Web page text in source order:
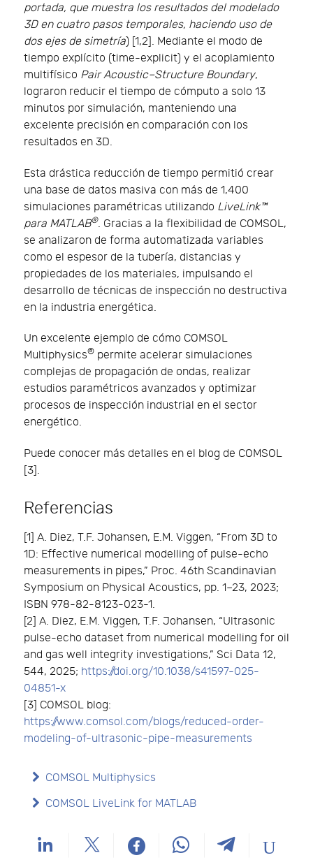
portada, que muestra los resultados del modelado
3D en cuatro pasos temporales, haciendo uso de
dos ejes de simetría) [1,2]. Mediante el modo de
tiempo explícito (time-explicit) y el acoplamiento
multifísico Pair Acoustic–Structure Boundary,
lograron reducir el tiempo de cómputo a solo 13
minutos por simulación, manteniendo una
excelente precisión en comparación con los
resultados en 3D.
Esta drástica reducción de tiempo permitió crear
una base de datos masiva con más de 1,400
simulaciones paramétricas utilizando LiveLink™
para MATLAB®. Gracias a la flexibilidad de COMSOL,
se analizaron de forma automatizada variables
como el espesor de la tubería, distancias y
propiedades de los materiales, impulsando el
desarrollo de técnicas de inspección no destructiva
en la industria energética.
Un excelente ejemplo de cómo COMSOL
Multiphysics® permite acelerar simulaciones
complejas de propagación de ondas, realizar
estudios paramétricos avanzados y optimizar
procesos de inspección industrial en el sector
energético.
Puede conocer más detalles en el blog de COMSOL
[3].
Referencias
[1] A. Diez, T.F. Johansen, E.M. Viggen, “From 3D to
1D: Effective numerical modelling of pulse-echo
measurements in pipes,” Proc. 46th Scandinavian
Symposium on Physical Acoustics, pp. 1–23, 2023;
ISBN 978-82-8123-023-1.
[2] A. Diez, E.M. Viggen, T.F. Johansen, “Ultrasonic
pulse-echo dataset from numerical modelling for oil
and gas well integrity investigations,” Sci Data 12,
544, 2025; https://doi.org/10.1038/s41597-025-
04851-x
[3] COMSOL blog:
https://www.comsol.com/blogs/reduced-order-
modeling-of-ultrasonic-pipe-measurements
COMSOL Multiphysics
COMSOL LiveLink for MATLAB